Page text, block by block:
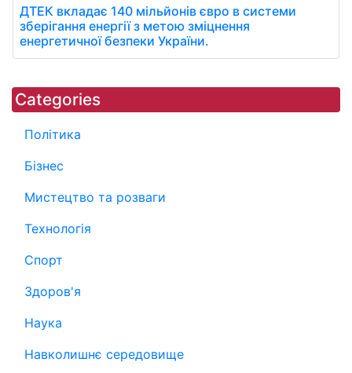
ДТЕК вкладає 140 мільйонів євро в системи
зберігання енергії з метою зміцнення
енергетичної безпеки України.
Categories
Політика
Бізнес
Мистецтво та розваги
Технологія
Спорт
Здоров'я
Наука
Навколишнє середовище